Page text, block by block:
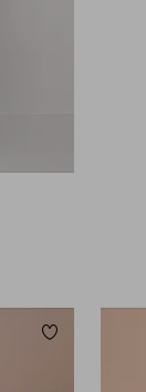
Toevoegen